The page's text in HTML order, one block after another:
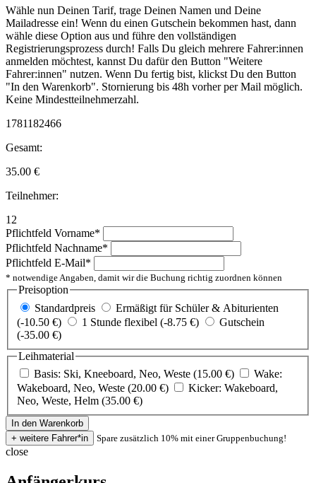
Wähle nun Deinen Tarif, trage Deinen Namen und Deine
Mailadresse ein! Wenn du einen Gutschein bekommen hast, dann
wähle diese Option aus und führe den vollständigen
Registrierungsprozess durch! Falls Du gleich mehrere Fahrer:innen
anmelden möchtest, kannst Du dafür den Button "Weitere
Fahrer:innen" nutzen. Wenn Du fertig bist, klickst Du den Button
"In den Warenkorb". Stornierung bis 48h vorher per Mail möglich.
Keine Mindestteilnehmerzahl.
1781182466
Gesamt:
35.00 €
Teilnehmer:
12
Pflichtfeld Vorname*
Pflichtfeld Nachname*
Pflichtfeld E-Mail*
* notwendige Angaben, damit wir die Buchung richtig zuordnen können
Preisoption
Standardpreis
Ermäßigt für Schüler & Abiturienten
(-10.50 €)
1 Stunde flexibel (-8.75 €)
Gutschein
(-35.00 €)
Leihmaterial
Basis: Ski, Kneeboard, Neo, Weste (15.00 €)
Wake:
Wakeboard, Neo, Weste (20.00 €)
Kicker: Wakeboard,
Neo, Weste, Helm (35.00 €)
Spare zusätzlich 10% mit einer Gruppenbuchung!
close